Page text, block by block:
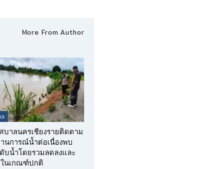
More From Author
บาลนครเชียงรายติดตาม
นการณ์น้ำต่อเนื่องพบ
บน้ำโดยรวมลดลงและ
นเกณฑ์ปกติ